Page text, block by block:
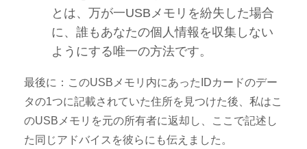
とは、万が一USBメモリを紛失した場合
に、誰もあなたの個人情報を収集しない
ようにする唯一の方法です。
最後に：このUSBメモリ内にあったIDカードのデー
タの1つに記載されていた住所を見つけた後、私はこ
のUSBメモリを元の所有者に返却し、ここで記述し
た同じアドバイスを彼らにも伝えました。